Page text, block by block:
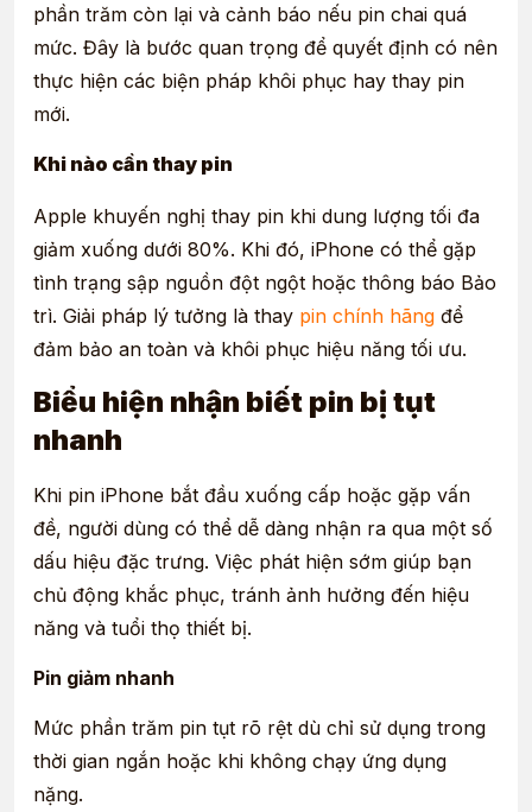
phần trăm còn lại và cảnh báo nếu pin chai quá
mức. Đây là bước quan trọng để quyết định có nên
thực hiện các biện pháp khôi phục hay thay pin
mới.
Khi nào cần thay pin
Apple khuyến nghị thay pin khi dung lượng tối đa
giảm xuống dưới 80%. Khi đó, iPhone có thể gặp
tình trạng sập nguồn đột ngột hoặc thông báo Bảo
trì. Giải pháp lý tưởng là thay pin chính hãng để
đảm bảo an toàn và khôi phục hiệu năng tối ưu.
Biểu hiện nhận biết pin bị tụt
nhanh
Khi pin iPhone bắt đầu xuống cấp hoặc gặp vấn
đề, người dùng có thể dễ dàng nhận ra qua một số
dấu hiệu đặc trưng. Việc phát hiện sớm giúp bạn
chủ động khắc phục, tránh ảnh hưởng đến hiệu
năng và tuổi thọ thiết bị.
Pin giảm nhanh
Mức phần trăm pin tụt rõ rệt dù chỉ sử dụng trong
thời gian ngắn hoặc khi không chạy ứng dụng
nặng.